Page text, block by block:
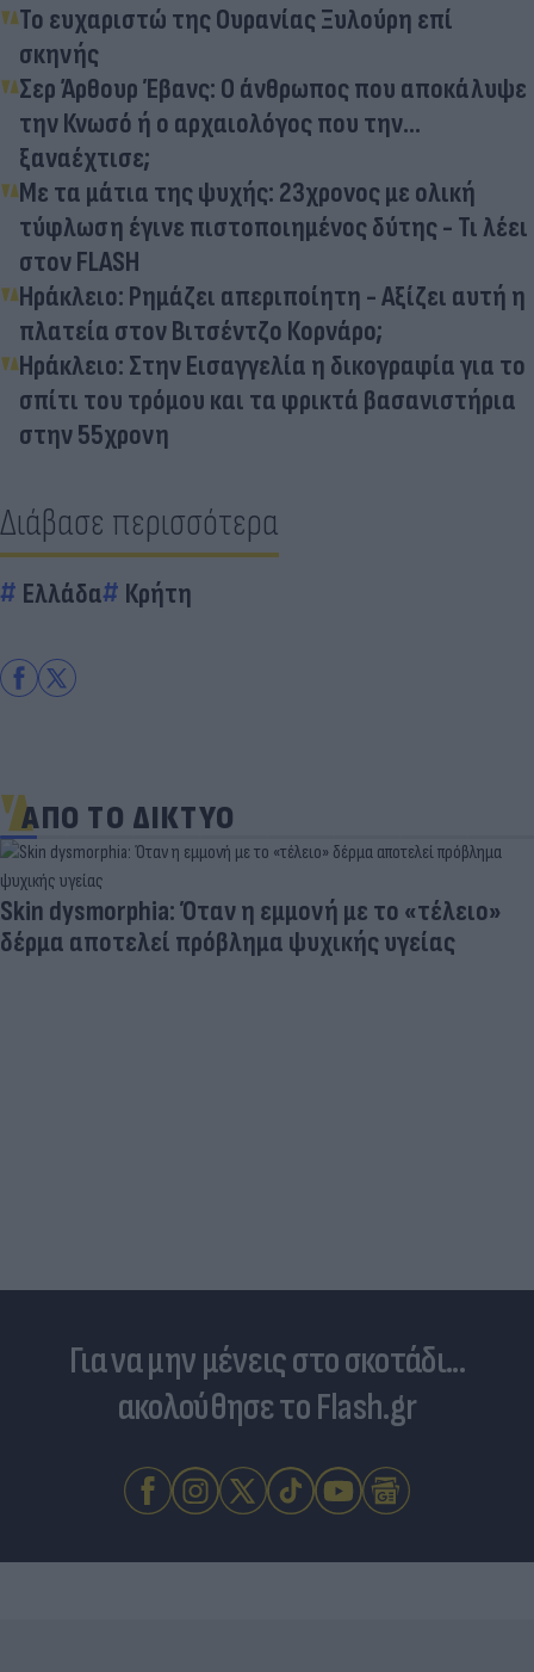
Το ευχαριστώ της Ουρανίας Ξυλούρη επί
σκηνής
Σερ Άρθουρ Έβανς: Ο άνθρωπος που αποκάλυψε
την Κνωσό ή ο αρχαιολόγος που την…
ξαναέχτισε;
Με τα μάτια της ψυχής: 23χρονος με ολική
τύφλωση έγινε πιστοποιημένος δύτης - Τι λέει
στον FLASH
Ηράκλειο: Ρημάζει απεριποίητη - Αξίζει αυτή η
πλατεία στον Βιτσέντζο Κορνάρο;
Ηράκλειο: Στην Εισαγγελία η δικογραφία για το
σπίτι του τρόμου και τα φρικτά βασανιστήρια
στην 55χρονη
Διάβασε περισσότερα
Ελλάδα Κρήτη
ΑΠΟ ΤΟ ΔΙΚΤΥΟ
Για να μην μένεις στο σκοτάδι...
ακολούθησε το Flash.gr